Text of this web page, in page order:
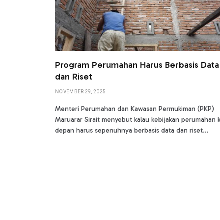
Program Perumahan Harus Berbasis Data
dan Riset
NOVEMBER 29, 2025
Menteri Perumahan dan Kawasan Permukiman (PKP)
Maruarar Sirait menyebut kalau kebijakan perumahan
depan harus sepenuhnya berbasis data dan riset…